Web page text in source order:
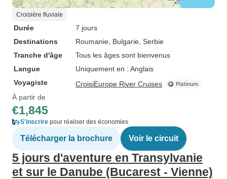
Croisière fluviale
Durée
7 jours
Destinations
Roumanie , Bulgarie , Serbie
Tranche d'âge
Tous les âges sont bienvenus
Langue
Uniquement en : Anglais
Voyagiste
CroisiEurope River Cruises
À partir de
€1,845
S'inscrire pour réaliser des économies
Télécharger la brochure Voir le circuit
5 jours d'aventure en Transylvanie
et sur le Danube (Bucarest - Vienne)